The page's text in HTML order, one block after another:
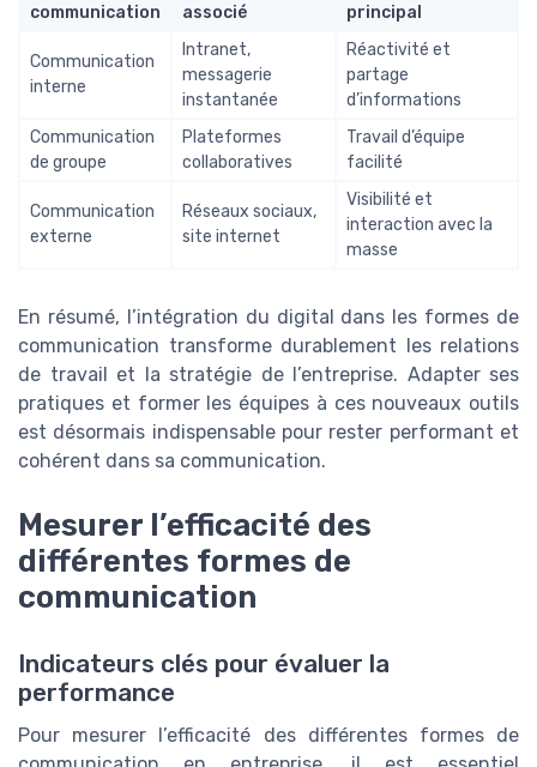
communication
associé
principal
Communication
interne
Intranet,
messagerie
instantanée
Réactivité et
partage
d’informations
Communication
de groupe
Plateformes
collaboratives
Travail d’équipe
facilité
Communication
externe
Réseaux sociaux,
site internet
Visibilité et
interaction avec la
masse
En résumé, l’intégration du digital dans les formes de
communication transforme durablement les relations
de travail et la stratégie de l’entreprise. Adapter ses
pratiques et former les équipes à ces nouveaux outils
est désormais indispensable pour rester performant et
cohérent dans sa communication.
Mesurer l’efficacité des
différentes formes de
communication
Indicateurs clés pour évaluer la
performance
Pour mesurer l’efficacité des différentes formes de